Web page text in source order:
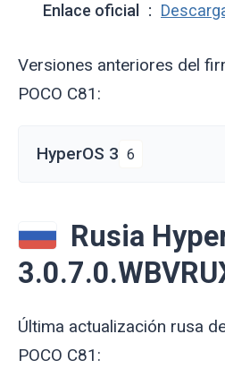
Enlace oficial
Versiones anteriores del
POCO C81:
HyperOS 3 6
Rusia
Última actualización rusa
POCO C81: